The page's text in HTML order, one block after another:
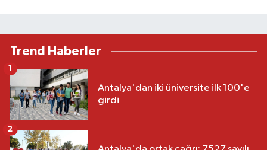
Trend Haberler
Antalya'dan iki üniversite ilk 100'e
girdi
1
2